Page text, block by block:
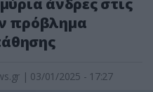
άνδρες στις
πρόβλημα
| 03/01/2025 - 17:27